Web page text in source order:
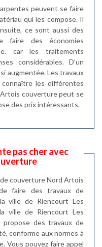
peuvent se faire
qui les compose. Il
ce sont aussi des
faire des économies
car les traitements
considérables. D'un
augmentée. Les travaux
les différentes
couverture peut se
des prix intéressants.
pas cher avec
de couverture Nord Artois
faire des travaux de
ville de Riencourt Les
ville de Riencourt Les
propose des travaux de
conforme aux normes à
Vous pouvez faire appel